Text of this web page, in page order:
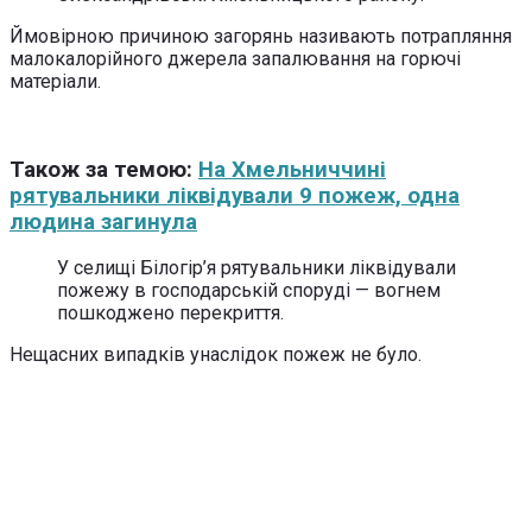
Ймовірною причиною загорянь називають потрапляння
малокалорійного джерела запалювання на горючі
матеріали.
Також за темою: На Хмельниччині
рятувальники ліквідували 9 пожеж, одна
людина загинула
У селищі Білогір’я рятувальники ліквідували
пожежу в господарській споруді — вогнем
пошкоджено перекриття.
Нещасних випадків унаслідок пожеж не було.